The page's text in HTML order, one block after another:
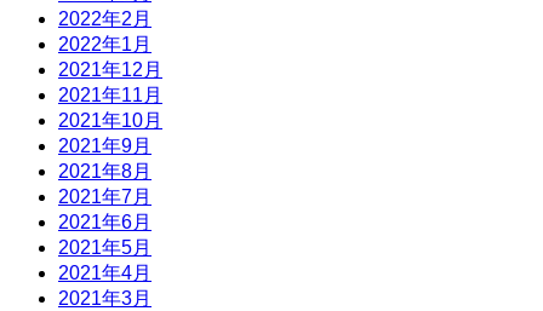
2022年2月
2022年1月
2021年12月
2021年11月
2021年10月
2021年9月
2021年8月
2021年7月
2021年6月
2021年5月
2021年4月
2021年3月